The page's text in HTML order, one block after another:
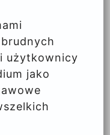
użytkownicy
jako